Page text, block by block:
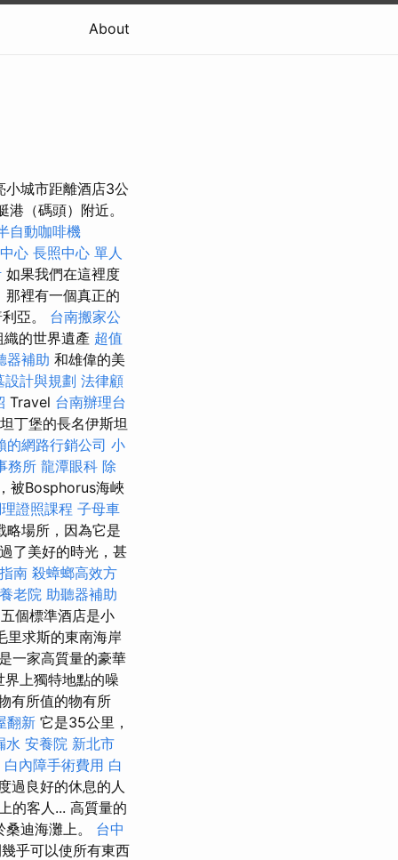
About
小城市距離酒店3公
（碼頭）附近。
自動咖啡機
心 長照中心 單人
如果我們在這裡度
那裡有一個真正的
亞。 台南搬家公
的世界遺產 超值
器補助 和雄偉的美
設計與規劃 法律顧
Travel 台南辦理台
丁堡的長名伊斯坦
的網路行銷公司 小
務所 龍潭眼科 除
被Bosphorus海峽
證照課程 子母車
略場所，因為它是
了美好的時光，甚
南 殺蟑螂高效方
養老院 助聽器補助
個標準酒店是小
里求斯的東南海岸
一家高質量的豪華
上獨特地點的噪
有所值的物有所
翻新 它是35公里，
水 安養院 新北市
白內障手術費用 白
過良好的休息的人
的客人... 高質量的
迪海灘上。 台中
乎可以使所有東西